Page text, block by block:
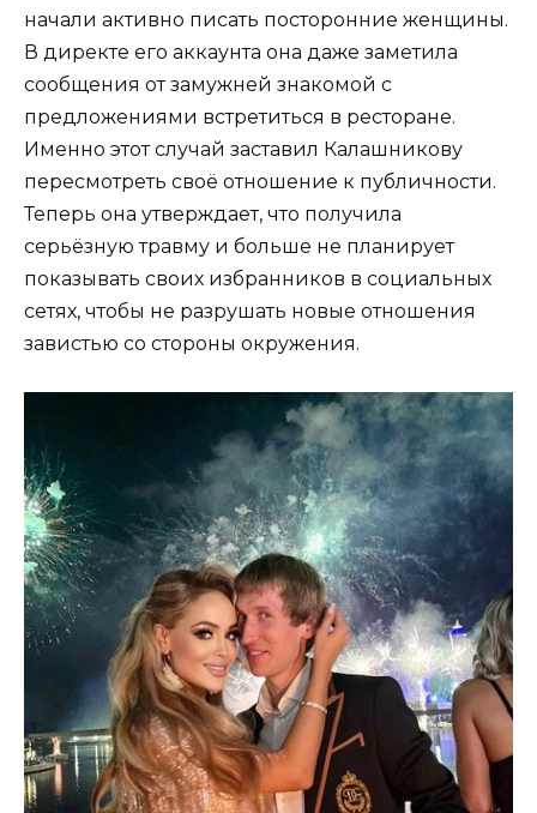
начали активно писать посторонние женщины.
В директе его аккаунта она даже заметила
сообщения от замужней знакомой с
предложениями встретиться в ресторане.
Именно этот случай заставил Калашникову
пересмотреть своё отношение к публичности.
Теперь она утверждает, что получила
серьёзную травму и больше не планирует
показывать своих избранников в социальных
сетях, чтобы не разрушать новые отношения
завистью со стороны окружения.